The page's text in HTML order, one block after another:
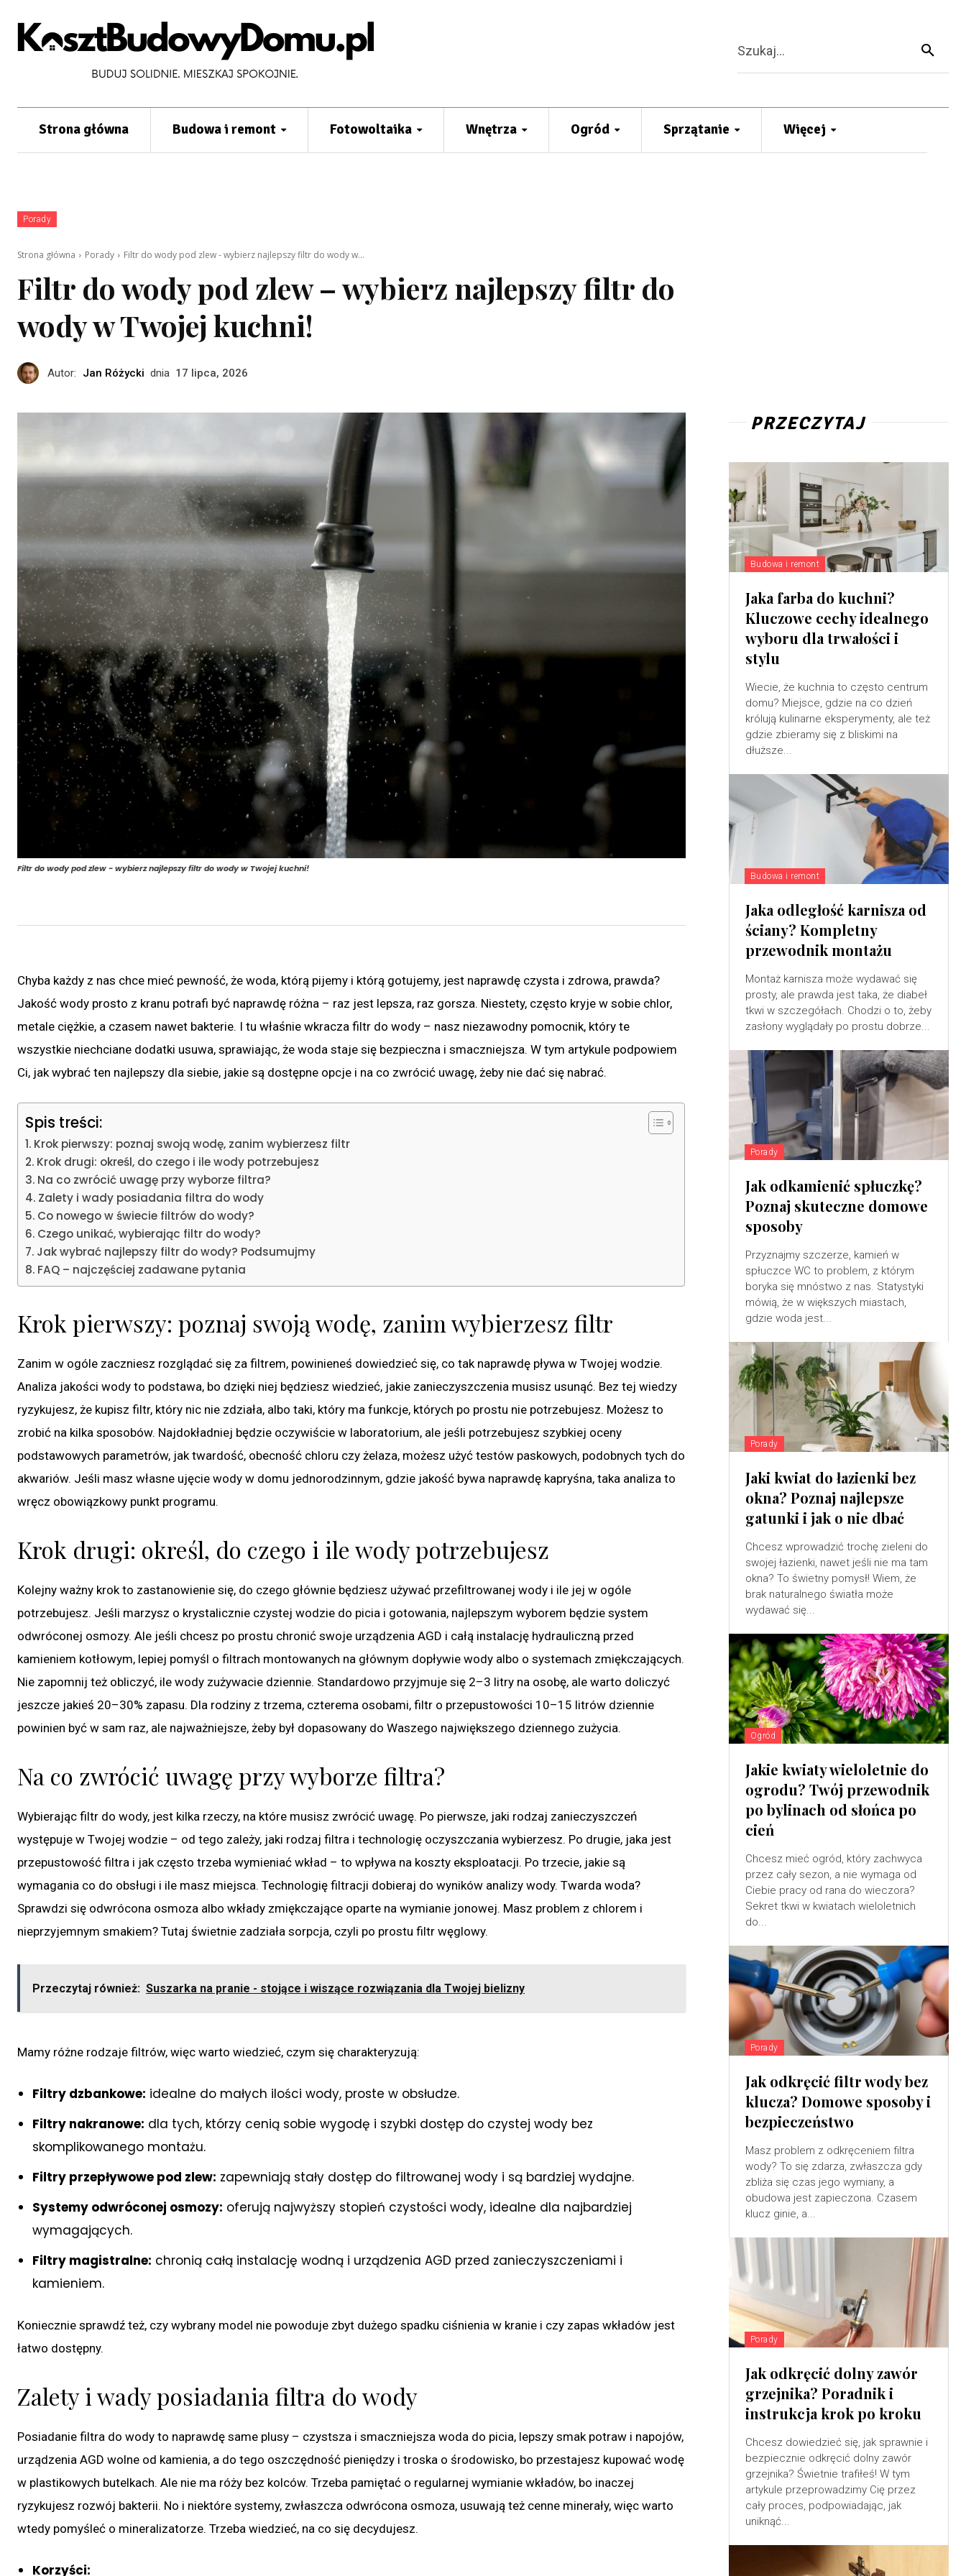
Szukaj...
Strona główna Budowa i remont Fotowoltaika Wnętrza Ogród Sprzątanie Więcej
Porady
Strona główna Porady Filtr do wody pod zlew - wybierz najlepszy filtr do wody w...
Filtr do wody pod zlew – wybierz najlepszy filtr do
wody w Twojej kuchni!
Autor: Jan Różycki dnia 17 lipca, 2026
Filtr do wody pod zlew - wybierz najlepszy filtr do wody w Twojej kuchni!
Chyba każdy z nas chce mieć pewność, że woda, którą pijemy i którą gotujemy, jest naprawdę czysta i zdrowa, prawda?
Jakość wody prosto z kranu potrafi być naprawdę różna – raz jest lepsza, raz gorsza. Niestety, często kryje w sobie chlor,
metale ciężkie, a czasem nawet bakterie. I tu właśnie wkracza filtr do wody – nasz niezawodny pomocnik, który te
wszystkie niechciane dodatki usuwa, sprawiając, że woda staje się bezpieczna i smaczniejsza. W tym artykule podpowiem
Ci, jak wybrać ten najlepszy dla siebie, jakie są dostępne opcje i na co zwrócić uwagę, żeby nie dać się nabrać.
Spis treści:
Krok pierwszy: poznaj swoją wodę, zanim wybierzesz filtr
Krok drugi: określ, do czego i ile wody potrzebujesz
Na co zwrócić uwagę przy wyborze filtra?
Zalety i wady posiadania filtra do wody
Co nowego w świecie filtrów do wody?
Czego unikać, wybierając filtr do wody?
Jak wybrać najlepszy filtr do wody? Podsumujmy
FAQ – najczęściej zadawane pytania
Krok pierwszy: poznaj swoją wodę, zanim wybierzesz filtr
Zanim w ogóle zaczniesz rozglądać się za filtrem, powinieneś dowiedzieć się, co tak naprawdę pływa w Twojej wodzie.
Analiza jakości wody to podstawa, bo dzięki niej będziesz wiedzieć, jakie zanieczyszczenia musisz usunąć. Bez tej wiedzy
ryzykujesz, że kupisz filtr, który nic nie zdziała, albo taki, który ma funkcje, których po prostu nie potrzebujesz. Możesz to
zrobić na kilka sposobów. Najdokładniej będzie oczywiście w laboratorium, ale jeśli potrzebujesz szybkiej oceny
podstawowych parametrów, jak twardość, obecność chloru czy żelaza, możesz użyć testów paskowych, podobnych tych do
akwariów. Jeśli masz własne ujęcie wody w domu jednorodzinnym, gdzie jakość bywa naprawdę kapryśna, taka analiza to
wręcz obowiązkowy punkt programu.
Krok drugi: określ, do czego i ile wody potrzebujesz
Kolejny ważny krok to zastanowienie się, do czego głównie będziesz używać przefiltrowanej wody i ile jej w ogóle
potrzebujesz. Jeśli marzysz o krystalicznie czystej wodzie do picia i gotowania, najlepszym wyborem będzie system
odwróconej osmozy. Ale jeśli chcesz po prostu chronić swoje urządzenia AGD i całą instalację hydrauliczną przed
kamieniem kotłowym, lepiej pomyśl o filtrach montowanych na głównym dopływie wody albo o systemach zmiękczających.
Nie zapomnij też obliczyć, ile wody zużywacie dziennie. Standardowo przyjmuje się 2–3 litry na osobę, ale warto doliczyć
jeszcze jakieś 20–30% zapasu. Dla rodziny z trzema, czterema osobami, filtr o przepustowości 10–15 litrów dziennie
powinien być w sam raz, ale najważniejsze, żeby był dopasowany do Waszego największego dziennego zużycia.
Na co zwrócić uwagę przy wyborze filtra?
Wybierając filtr do wody, jest kilka rzeczy, na które musisz zwrócić uwagę. Po pierwsze, jaki rodzaj zanieczyszczeń
występuje w Twojej wodzie – od tego zależy, jaki rodzaj filtra i technologię oczyszczania wybierzesz. Po drugie, jaka jest
przepustowość filtra i jak często trzeba wymieniać wkład – to wpływa na koszty eksploatacji. Po trzecie, jakie są
wymagania co do obsługi i ile masz miejsca. Technologię filtracji dobieraj do wyników analizy wody. Twarda woda?
Sprawdzi się odwrócona osmoza albo wkłady zmiękczające oparte na wymianie jonowej. Masz problem z chlorem i
nieprzyjemnym smakiem? Tutaj świetnie zadziała sorpcja, czyli po prostu filtr węglowy.
Przeczytaj również: Suszarka na pranie - stojące i wiszące rozwiązania dla Twojej bielizny
Mamy różne rodzaje filtrów, więc warto wiedzieć, czym się charakteryzują:
Filtry dzbankowe: idealne do małych ilości wody, proste w obsłudze.
Filtry nakranowe: dla tych, którzy cenią sobie wygodę i szybki dostęp do czystej wody bez
skomplikowanego montażu.
Filtry przepływowe pod zlew: zapewniają stały dostęp do filtrowanej wody i są bardziej wydajne.
Systemy odwróconej osmozy: oferują najwyższy stopień czystości wody, idealne dla najbardziej
wymagających.
Filtry magistralne: chronią całą instalację wodną i urządzenia AGD przed zanieczyszczeniami i
kamieniem.
Koniecznie sprawdź też, czy wybrany model nie powoduje zbyt dużego spadku ciśnienia w kranie i czy zapas wkładów jest
łatwo dostępny.
Zalety i wady posiadania filtra do wody
Posiadanie filtra do wody to naprawdę same plusy – czystsza i smaczniejsza woda do picia, lepszy smak potraw i napojów,
urządzenia AGD wolne od kamienia, a do tego oszczędność pieniędzy i troska o środowisko, bo przestajesz kupować wodę
w plastikowych butelkach. Ale nie ma róży bez kolców. Trzeba pamiętać o regularnej wymianie wkładów, bo inaczej
ryzykujesz rozwój bakterii. No i niektóre systemy, zwłaszcza odwrócona osmoza, usuwają też cenne minerały, więc warto
wtedy pomyśleć o mineralizatorze. Trzeba wiedzieć, na co się decydujesz.
Korzyści:
PRZECZYTAJ
Budowa i remont
Jaka farba do kuchni?
Kluczowe cechy idealnego
wyboru dla trwałości i
stylu
Wiecie, że kuchnia to często centrum
domu? Miejsce, gdzie na co dzień
królują kulinarne eksperymenty, ale też
gdzie zbieramy się z bliskimi na
dłuższe...
Budowa i remont
Jaka odległość karnisza od
ściany? Kompletny
przewodnik montażu
Montaż karnisza może wydawać się
prosty, ale prawda jest taka, że diabeł
tkwi w szczegółach. Chodzi o to, żeby
zasłony wyglądały po prostu dobrze...
Porady
Jak odkamienić spłuczkę?
Poznaj skuteczne domowe
sposoby
Przyznajmy szczerze, kamień w
spłuczce WC to problem, z którym
boryka się mnóstwo z nas. Statystyki
mówią, że w większych miastach,
gdzie woda jest...
Porady
Jaki kwiat do łazienki bez
okna? Poznaj najlepsze
gatunki i jak o nie dbać
Chcesz wprowadzić trochę zieleni do
swojej łazienki, nawet jeśli nie ma tam
okna? To świetny pomysł! Wiem, że
brak naturalnego światła może
wydawać się...
Ogród
Jakie kwiaty wieloletnie do
ogrodu? Twój przewodnik
po bylinach od słońca po
cień
Chcesz mieć ogród, który zachwyca
przez cały sezon, a nie wymaga od
Ciebie pracy od rana do wieczora?
Sekret tkwi w kwiatach wieloletnich
do...
Porady
Jak odkręcić filtr wody bez
klucza? Domowe sposoby i
bezpieczeństwo
Masz problem z odkręceniem filtra
wody? To się zdarza, zwłaszcza gdy
zbliża się czas jego wymiany, a
obudowa jest zapieczona. Czasem
klucz ginie, a...
Porady
Jak odkręcić dolny zawór
grzejnika? Poradnik i
instrukcja krok po kroku
Chcesz dowiedzieć się, jak sprawnie i
bezpiecznie odkręcić dolny zawór
grzejnika? Świetnie trafiłeś! W tym
artykule przeprowadzimy Cię przez
cały proces, podpowiadając, jak
uniknąć...